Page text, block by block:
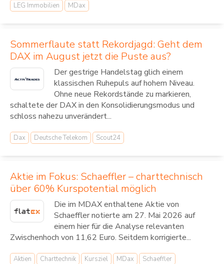
LEG Immobilien
MDax
Sommerflaute statt Rekordjagd: Geht dem
DAX im August jetzt die Puste aus?
Der gestrige Handelstag glich einem
klassischen Ruhepuls auf hohem Niveau.
Ohne neue Rekordstände zu markieren,
schaltete der DAX in den Konsolidierungsmodus und
schloss nahezu unverändert...
Dax Deutsche Telekom Scout24
Aktie im Fokus: Schaeffler – charttechnisch
über 60% Kurspotential möglich
Die im MDAX enthaltene Aktie von
Schaeffler notierte am 27. Mai 2026 auf
einem hier für die Analyse relevanten
Zwischenhoch von 11,62 Euro. Seitdem korrigierte...
Aktien Charttechnik Kursziel MDax
Schaeffler